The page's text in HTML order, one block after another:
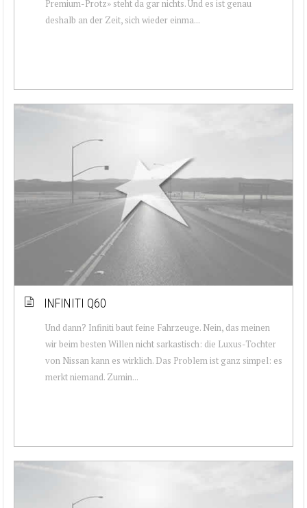
Premium-Protz» steht da gar nichts. Und es ist genau
deshalb an der Zeit, sich wieder einma...
INFINITI Q60
Und dann? Infiniti baut feine Fahrzeuge. Nein, das meinen
wir beim besten Willen nicht sarkastisch: die Luxus-Tochter
von Nissan kann es wirklich. Das Problem ist ganz simpel: es
merkt niemand. Zumin...